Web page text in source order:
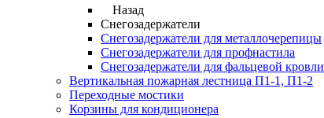
Назад
Снегозадержатели
Снегозадержатели для металлочерепицы
Снегозадержатели для профнастила
Снегозадержатели для фальцевой кровли
Вертикальная пожарная лестница П1-1, П1-2
Переходные мостики
Корзины для кондиционера